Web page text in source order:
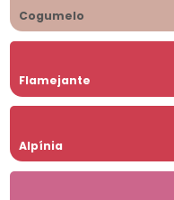
Cogumelo
Flamejante
Alpínia